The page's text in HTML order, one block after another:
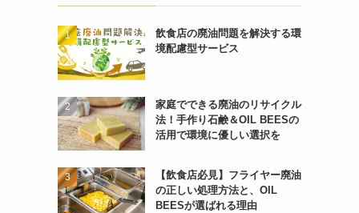
飲食店の廃油問題を解決する環
境配慮型サービス
家庭でできる廃油のリサイクル
法！手作り石鹸＆OIL BEESの
活用で環境に優しい選択を
【飲食店必見】フライヤー廃油
の正しい処理方法と、OIL
BEESが選ばれる理由